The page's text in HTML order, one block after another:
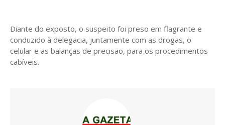
Diante do exposto, o suspeito foi preso em flagrante e
conduzido à delegacia, juntamente com as drogas, o
celular e as balanças de precisão, para os procedimentos
cabíveis.